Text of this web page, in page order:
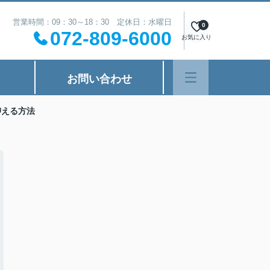
営業時間：09：30～18：30 定休日：水曜日
072-809-6000 お気に入り
0
お問い合わせ
る方法